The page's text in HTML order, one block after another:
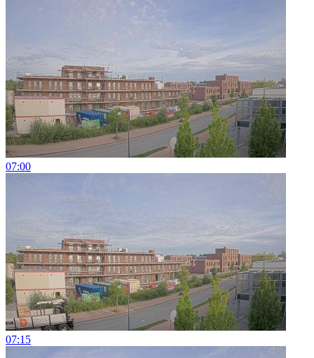
07:00
07:15